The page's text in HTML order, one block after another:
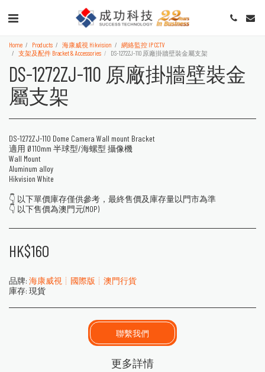
Home Products 海康威視 Hikvision
網絡監控 IP CCTV
支架及配件 Bracket & Accessories
DS-1272ZJ-110 原廠掛牆壁裝金屬支架
DS-1272ZJ-110 原廠掛牆壁裝金
屬支架
DS-1272ZJ-110 Dome Camera Wall mount Bracket
適用 Ø110mm 半球型/海螺型 攝像機
Wall Mount
Aluminum alloy
Hikvision White
👇 以下單價庫存僅供參考，最終售價及庫存量以門市為準
👇 以下售價為澳門元(MOP)
HK$160
品牌: 海康威視┊國際版┊澳門行貨
庫存: 現貨
聯繫我們
更多詳情